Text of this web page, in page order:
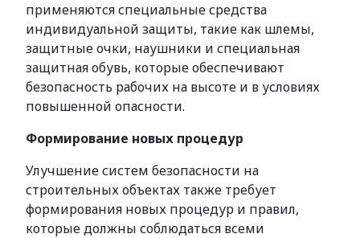
применяются специальные средства
индивидуальной защиты, такие как шлемы,
защитные очки, наушники и специальная
защитная обувь, которые обеспечивают
безопасность рабочих на высоте и в условиях
повышенной опасности.
Формирование новых процедур
Улучшение систем безопасности на
строительных объектах также требует
формирования новых процедур и правил,
которые должны соблюдаться всеми